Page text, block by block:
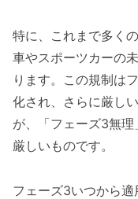
特に、これまで多く
車やスポーツカーの
ります。この規制は
化され、さらに厳し
が、「フェーズ3無
厳しいものです。
フェーズ3いつから